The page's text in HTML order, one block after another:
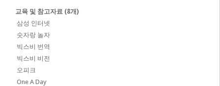
교육 및 참고자료 (8개)
삼성 인터넷
숫자랑 놀자
빅스비 번역
빅스비 비전
오피크
One A Day